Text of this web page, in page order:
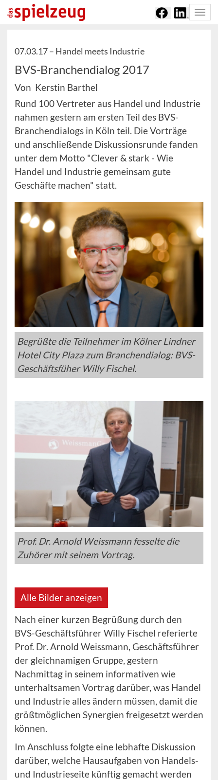
07.03.17 – Handel meets Industrie
BVS-Branchendialog 2017
Von Kerstin Barthel
Rund 100 Vertreter aus Handel und Industrie
nahmen gestern am ersten Teil des BVS-
Branchendialogs in Köln teil. Die Vorträge
und anschließende Diskussionsrunde fanden
unter dem Motto "Clever & stark - Wie
Handel und Industrie gemeinsam gute
Geschäfte machen" statt.
Begrüßte die Teilnehmer im Kölner Lindner
Hotel City Plaza zum Branchendialog: BVS-
Geschäftsfüher Willy Fischel.
Prof. Dr. Arnold Weissmann fesselte die
Zuhörer mit seinem Vortrag.
Alle Bilder anzeigen
Nach einer kurzen Begrüßung durch den
BVS-Geschäftsführer Willy Fischel referierte
Prof. Dr. Arnold Weissmann, Geschäftsführer
der gleichnamigen Gruppe, gestern
Nachmittag in seinem informativen wie
unterhaltsamen Vortrag darüber, was Handel
und Industrie alles ändern müssen, damit die
größtmöglichen Synergien freigesetzt werden
können.
Im Anschluss folgte eine lebhafte Diskussion
darüber, welche Hausaufgaben von Handels-
und Industrieseite künftig gemacht werden